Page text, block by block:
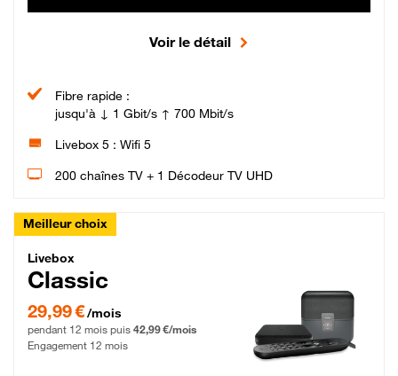
Voir le détail
Fibre rapide :
jusqu'à ↓ 1 Gbit/s ↑ 700 Mbit/s
Livebox 5 : Wifi 5
200 chaînes TV + 1 Décodeur TV UHD
Meilleur choix
Livebox Classic Fibre
Livebox
Classic
29,99 € par mois pendant 12 mois puis 42,99 € par mois, Engagement 12 mois
29,99 €/mois
pendant 12 mois puis 42,99 €/mois
Engagement 12 mois